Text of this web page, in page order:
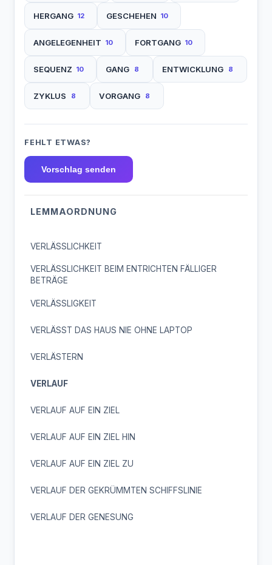
HERGANG 12 GESCHEHEN 10
ANGELEGENHEIT 10 FORTGANG 10
SEQUENZ 10 GANG 8 ENTWICKLUNG 8
ZYKLUS 8 VORGANG 8
FEHLT ETWAS?
Vorschlag senden
LEMMAORDNUNG
VERLÄSSLICHKEIT
VERLÄSSLICHKEIT BEIM ENTRICHTEN FÄLLIGER
BETRÄGE
VERLÄSSLIGKEIT
VERLÄSST DAS HAUS NIE OHNE LAPTOP
VERLÄSTERN
VERLAUF
VERLAUF AUF EIN ZIEL
VERLAUF AUF EIN ZIEL HIN
VERLAUF AUF EIN ZIEL ZU
VERLAUF DER GEKRÜMMTEN SCHIFFSLINIE
VERLAUF DER GENESUNG